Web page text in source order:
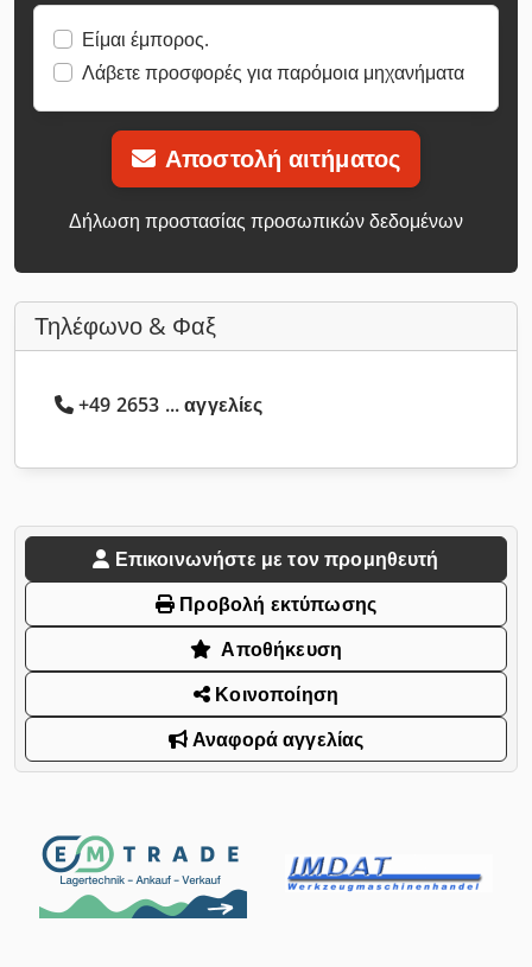
Είμαι έμπορος.
Λάβετε προσφορές για παρόμοια μηχανήματα
Αποστολή αιτήματος
Δήλωση προστασίας προσωπικών δεδομένων
Τηλέφωνο & Φαξ
+49 2653 ... αγγελίες
Επικοινωνήστε με τον προμηθευτή
Προβολή εκτύπωσης
Αποθήκευση
Κοινοποίηση
Αναφορά αγγελίας